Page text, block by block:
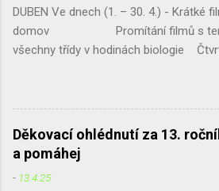
doufáme, že v tom
Sběrný box, kam lze
baterie, nebo drobný ele...
zároveň podpořit dobrou věc! Pátek
oblastní kolo v Jihlavě – mladší a starší
3.) - Krajské kolo Geologické
DUBEN Ve dnech (1. – 30. 4.) - Krátké
domov Promítání filmů s
všechny třídy v hodinách biologie
sčítá a vyhodnocuje Pátek (11. 4.) -
platanu – živá zahrada a geopark“
umísťování tabulek do živé zahrady,
Eva Jirsová Třída – Septima Úterý (15.
exkurze - projekt „ Čistou Vysočinou“
Chotěboř – Bílek, Tůně u Chotěboře a
Děkovací ohlédnutí za 13.
a pomáhej
- 13.4.25